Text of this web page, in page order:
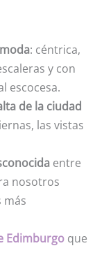
: céntrica,
y con
escocesa.
de la ciudad
las vistas
entre
nosotros
más
Edimburgo que